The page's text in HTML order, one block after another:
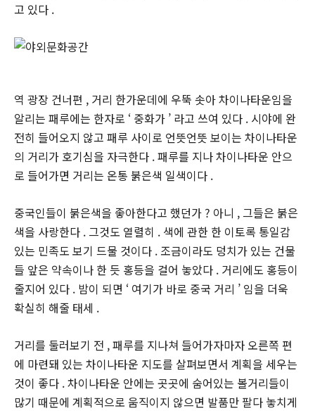
고 있다 .
역 광장 건너편 , 거리 한가운데에 우뚝 솟아 차이나타운임을
알리는 패루에는 한자로 ‘ 중화가 ’ 라고 쓰여 있다 . 시야에 완
전히 들어오지 않고 패루 사이로 언뜻언뜻 보이는 차이나타운
의 거리가 호기심을 자극한다 . 패루를 지나 차이나타운 안으
로 들어가면 거리는 온통 붉은색 일색이다 .
중국인들이 붉은색을 좋아한다고 했던가 ? 아니 , 그들은 붉은
색을 사랑한다 . 그것도 열렬히 . 색에 관한 한 이토록 통일감
있는 민족도 보기 드물 것이다 . 조금이라도 덩치가 있는 건물
들 앞은 약속이나 한 듯 홍등을 걸어 놓았다 . 거리에도 홍등이
줄지어 있다 . 밤이 되면 ‘ 여기가 바로 중국 거리 ’ 임을 더욱
확실히 해줄 태세 .
거리를 둘러보기 전 , 패루를 지나쳐 들어가자마자 오른쪽 편
에 마련돼 있는 차이나타운 지도를 살펴보면서 계획을 세우는
것이 좋다 . 차이나타운 안에는 곳곳에 숨어있는 볼거리들이
많기 때문에 계획적으로 움직이지 않으면 발품만 팔다 놓치게